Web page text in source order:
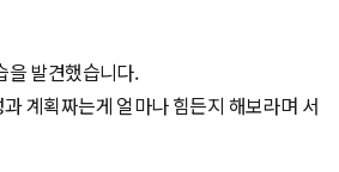
을 발견했습니다.
계획짜는게 얼마나 힘든지 해보라며 서